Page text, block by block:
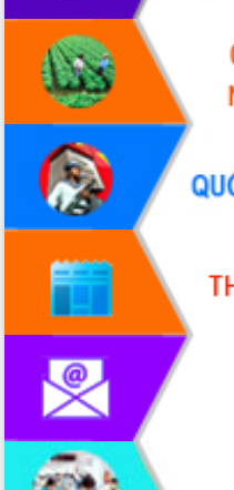
hoạch tỉnh thời kỳ 2021-2030
Hội thảo góp ý hồ sơ điều chỉnh quy
hoạch tỉnh Đắk Lắk thời kỳ 2021-2030,
tầm nhìn đến năm 2050
Nâng cao hiệu quả hoạt động của các
doanh nghiệp nhà nước
Hội nghị triển khai kết nối mạng
truyền số liệu chuyên dùng phục vụ cơ
quan Đảng, Nhà nước
Lễ phát động chuỗi hoạt động chung
tay làm sạch môi trường
Xã Ea Kar bước chuyển mình trong
công tác cải cách hành chính mô hình
mới
UBND tỉnh họp báo định kỳ tháng 4
năm 2026
Hội thảo khoa học “Giải pháp thúc đẩy
phát triển nền kinh tế xanh tại tỉnh
Đắk Lắk”